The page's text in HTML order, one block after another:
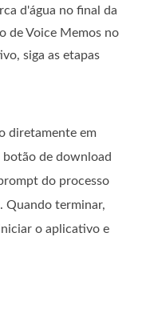
d'água no final da
de Voice Memos no
siga as etapas
diretamente em
de download
do processo
Quando terminar,
o aplicativo e